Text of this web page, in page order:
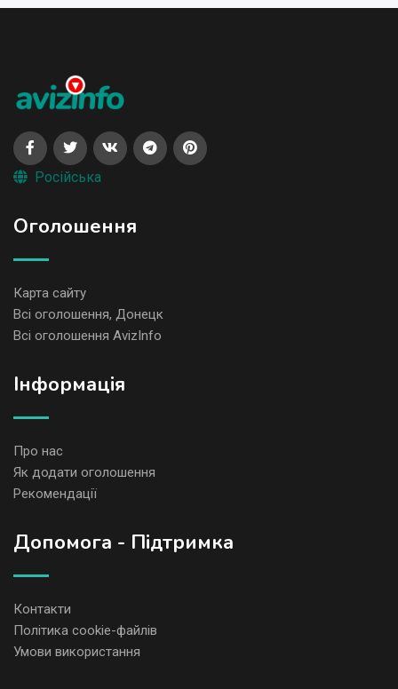
Російська
Оголошення
Карта сайту
Всі оголошення, Донецк
Всі оголошення AvizInfo
Iнформація
Про нас
Як додати оголошення
Рекомендації
Допомога - Підтримка
Контакти
Політика cookie-файлів
Умови використання